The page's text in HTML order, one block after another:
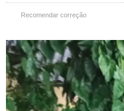
Recomendar correção